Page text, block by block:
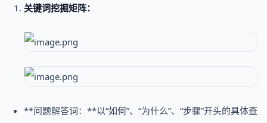
关键词挖掘矩阵：
**问题解答词：**以“如何”、“为什么”、“步骤”开头的具体查